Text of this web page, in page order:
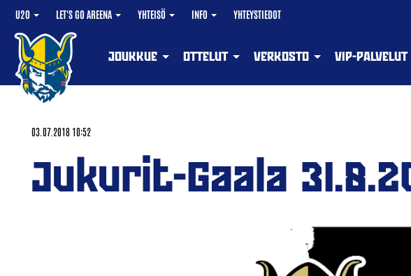
U20 LET'S GO AREENA YHTEISÖ INFO YHTEYSTIEDOT
JOUKKUE OTTELUT VERKOSTO VIP-PALVELUT
03.07.2018 10:52
Jukurit-Gaala